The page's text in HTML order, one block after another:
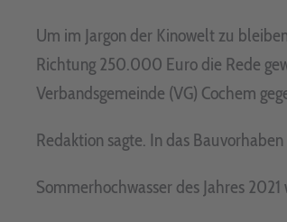
Um im Jargon der Kinowelt zu
Richtung 250.000 Euro die Rede
Verbandsgemeinde (VG) Cochem
Redaktion sagte. In das
Sommerhochwasser des Jahres